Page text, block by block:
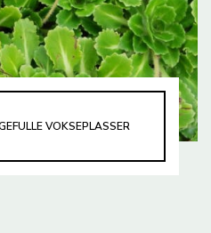
VOKSEPLASSER